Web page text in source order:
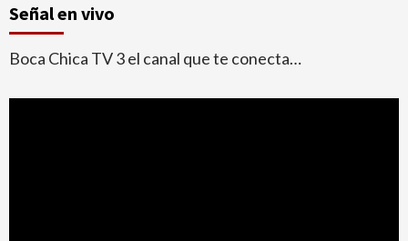
Señal en vivo
Boca Chica TV 3 el canal que te conecta…